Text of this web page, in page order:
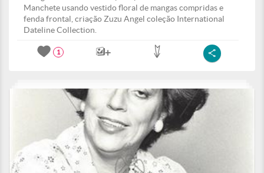
Manchete usando vestido floral de mangas compridas e
fenda frontal, criação Zuzu Angel coleção International
Dateline Collection.
1